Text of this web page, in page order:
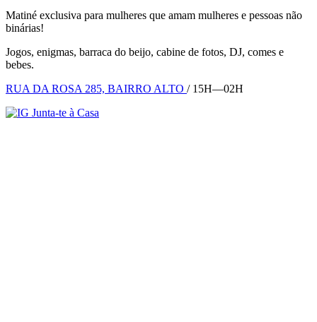
Matiné exclusiva para mulheres que amam mulheres e pessoas não
binárias!
Jogos, enigmas, barraca do beijo, cabine de fotos, DJ, comes e
bebes.
RUA DA ROSA 285, BAIRRO ALTO / 15H—02H
Junta-te à Casa